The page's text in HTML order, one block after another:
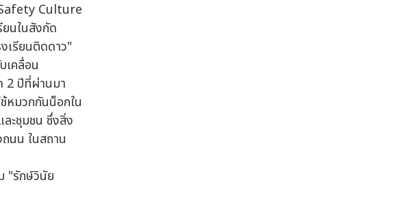
Culture
ยนในสังกัด
เรียนติดดาว"
เคลื่อน
2 ปีที่ผ่านมา
หมวกกันน็อกใน
ะชุมชน ซึ่งสิ่ง
นน ในสถาน